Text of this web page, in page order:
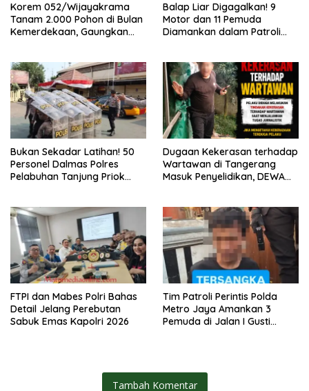
Korem 052/Wijayakrama
Tanam 2.000 Pohon di Bulan
Kemerdekaan, Gaungkan
Balap Liar Digagalkan! 9
Motor dan 11 Pemuda
Diamankan dalam Patroli
Bukan Sekadar Latihan! 50
Personel Dalmas Polres
Pelabuhan Tanjung Priok
Dugaan Kekerasan terhadap
Wartawan di Tangerang
Masuk Penyelidikan, DEWA
FTPI dan Mabes Polri Bahas
Detail Jelang Perebutan
Sabuk Emas Kapolri 2026
Tim Patroli Perintis Polda
Metro Jaya Amankan 3
Pemuda di Jalan I Gusti
Tambah Komentar